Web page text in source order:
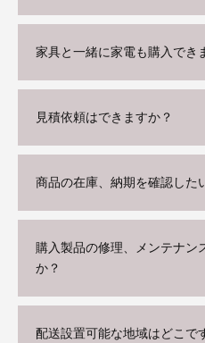
家具と一緒に家電も購入でき
見積依頼はできますか？
商品の在庫、納期を確認した
購入製品の修理、メンテナン
か？
配送設置可能な地域はどこで